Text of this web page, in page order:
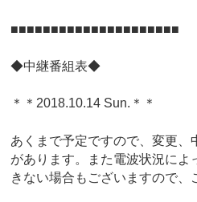
■■■■■■■■■■■■■■■■■■■■■
◆中継番組表◆
＊＊2018.10.14 Sun.＊＊
あくまで予定ですので、変更、
があります。また電波状況によ
きない場合もございますので、